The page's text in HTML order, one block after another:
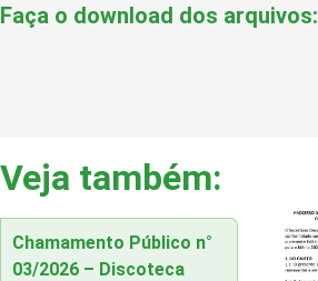
Faça o download dos arquivos:
Veja também:
Chamamento Público n°
03/2026 – Discoteca